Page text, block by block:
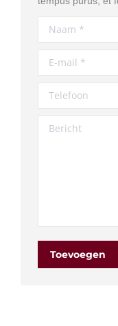
Naam *
E-mail *
Telefoon
Bericht
Toevoegen